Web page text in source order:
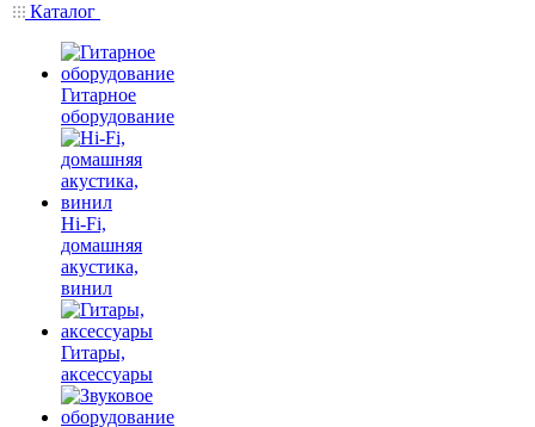
Каталог
Гитарное
оборудование
Hi-Fi,
домашняя
акустика,
винил
Гитары,
аксессуары